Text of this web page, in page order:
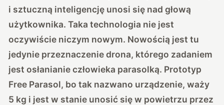
i sztuczną inteligencję unosi się nad głową
użytkownika. Taka technologia nie jest
oczywiście niczym nowym. Nowością jest tu
jedynie przeznaczenie drona, którego zadaniem
jest osłanianie człowieka parasolką. Prototyp
Free Parasol, bo tak nazwano urządzenie, waży
5 kg i jest w stanie unosić się w powietrzu przez